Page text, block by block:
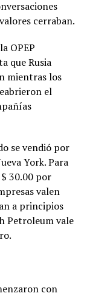
cerraban.
OPEP
que Rusia
mientras los
el
se vendió por
York. Para
30.00 por
valen
a principios
Petroleum vale
con